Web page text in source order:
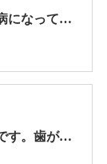
かなりの虫歯や歯周病になっても出来るだけ歯は保存したいですが、歯をどうしても抜かなければならない場合があります。このような時に伝統的な入れ歯やブリッジなどによって欠損部を回復する方法がありますが、条件が合えば、インプラント治療が一番具合が良い治療法です。
インプラントの症例です。歯が抜けた所を入れ歯で治すかどうか、患者様は迷われましたが、総合的に判断して結局インプラントを選択されました。